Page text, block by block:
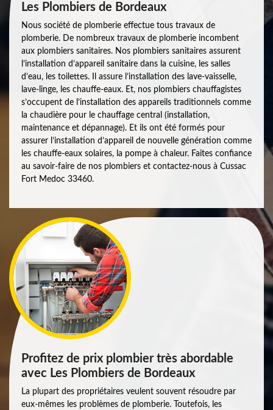
Les Plombiers de Bordeaux
Nous société de plomberie effectue tous travaux de
plomberie. De nombreux travaux de plomberie incombent
aux plombiers sanitaires. Nos plombiers sanitaires assurent
l’installation d’appareil sanitaire dans la cuisine, les salles
d’eau, les toilettes. Il assure l’installation des lave-vaisselle,
lave-linge, les chauffe-eaux. Et, nos plombiers chauffagistes
s’occupent de l’installation des appareils traditionnels comme
la chaudière pour le chauffage central (installation,
maintenance et dépannage). Et ils ont été formés pour
assurer l’installation d’appareil de nouvelle génération comme
les chauffe-eaux solaires, la pompe à chaleur. Faites confiance
au savoir-faire de nos plombiers et contactez-nous à Cussac
Fort Medoc 33460.
Profitez de prix plombier très abordable
avec Les Plombiers de Bordeaux
La plupart des propriétaires veulent souvent résoudre par
eux-mêmes les problèmes de plomberie. Toutefois, les